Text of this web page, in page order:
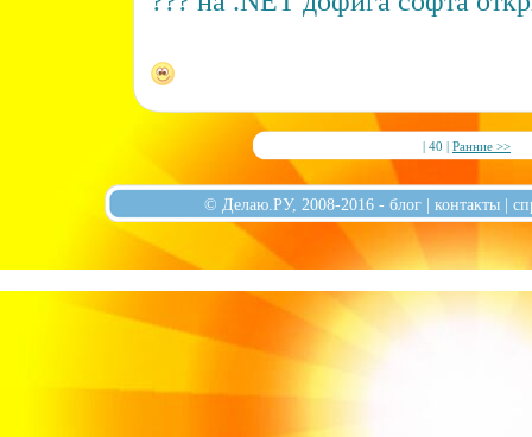
| 40 | Ранние >>
© Делаю.РУ, 2008-2016 - блог | контакты |